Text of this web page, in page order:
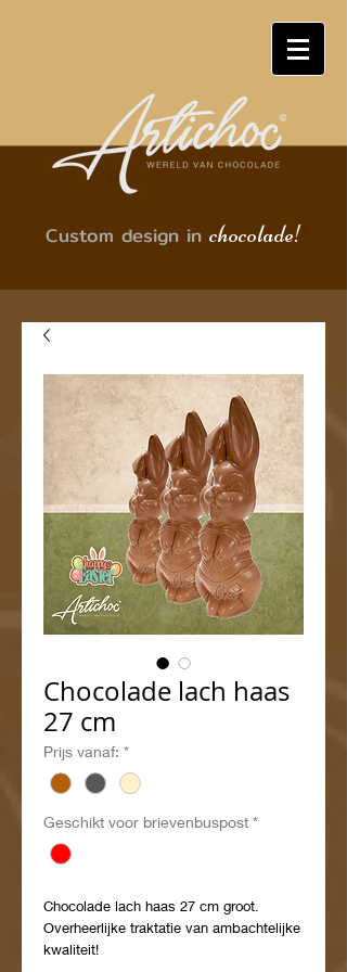
Custom design in chocolade!
Chocolade lach haas
27 cm
Prijs vanaf: *
Geschikt voor brievenbuspost *
Chocolade lach haas 27 cm groot.
Overheerlijke traktatie van ambachtelijke
kwaliteit!